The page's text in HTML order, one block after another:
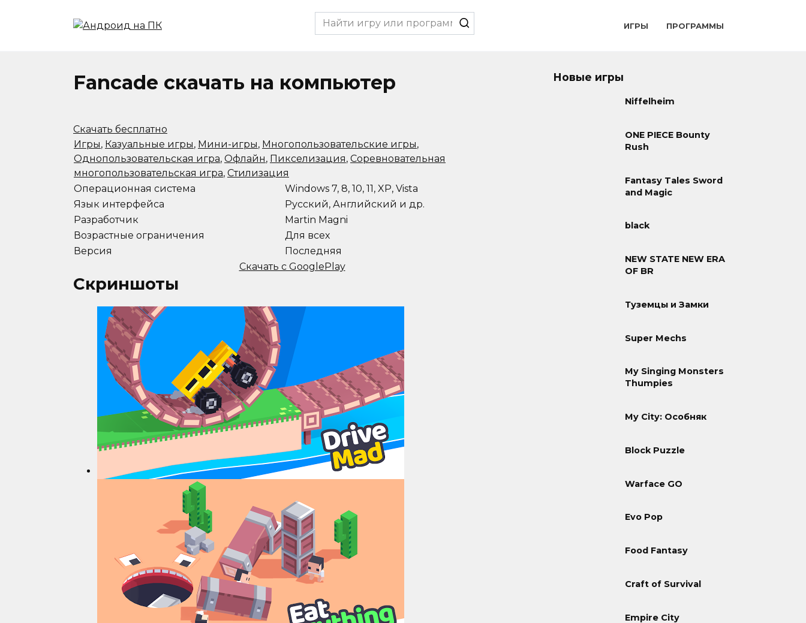
Search
for:
ИГРЫ ПРОГРАММЫ
Fancade скачать на компьютер
Скачать бесплатно
Игры, Казуальные игры, Мини-игры, Многопользовательские игры,
Однопользовательская игра, Офлайн, Пикселизация, Соревновательная
многопользовательская игра, Стилизация
Операционная система
Windows 7, 8, 10, 11, XP, Vista
Язык интерфейса
Русский, Английский и др.
Разработчик
Martin Magni
Возрастные ограничения
Для всех
Версия
Последняя
Скачать с GooglePlay
Скриншоты
Новые игры
Niffelheim
ONE PIECE Bounty
Rush
Fantasy Tales Sword
and Magic
black
NEW STATE NEW ERA
OF BR
Туземцы и Замки
Super Mechs
My Singing Monsters
Thumpies
My City: Особняк
Block Puzzle
Warface GO
Evo Pop
Food Fantasy
Craft of Survival
Empire City